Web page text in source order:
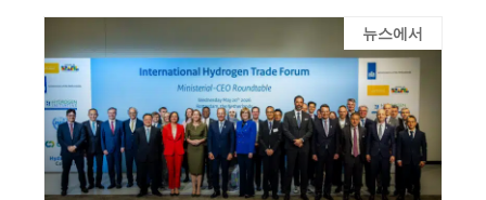
뉴스에서